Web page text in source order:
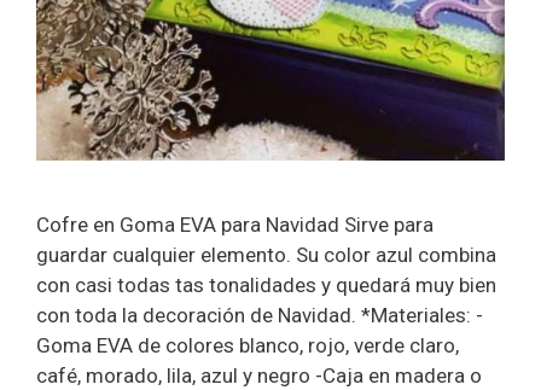
Cofre en Goma EVA para Navidad Sirve para
guardar cualquier elemento. Su color azul combina
con casi todas tas tonalidades y quedará muy bien
con toda la decoración de Navidad. *Materiales: -
Goma EVA de colores blanco, rojo, verde claro,
café, morado, lila, azul y negro -Caja en madera o